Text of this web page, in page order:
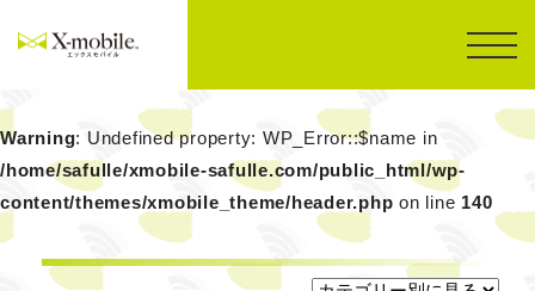
Warning: Undefined property: WP_Error::$name in
/home/safulle/xmobile-safulle.com/public_html/wp-
content/themes/xmobile_theme/header.php on line 140